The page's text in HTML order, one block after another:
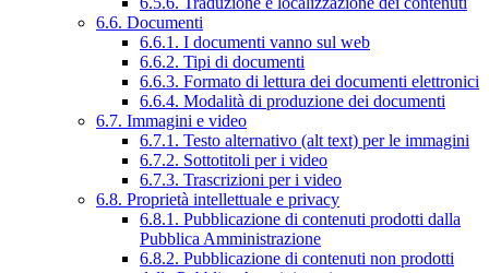
6.6. Documenti
6.6.1. I documenti vanno sul web
6.6.2. Tipi di documenti
6.6.3. Formato di lettura dei documenti elettronici
6.6.4. Modalità di produzione dei documenti
6.7. Immagini e video
6.7.1. Testo alternativo (alt text) per le immagini
6.7.2. Sottotitoli per i video
6.7.3. Trascrizioni per i video
6.8. Proprietà intellettuale e privacy
6.8.1. Pubblicazione di contenuti prodotti dalla
Pubblica Amministrazione
6.8.2. Pubblicazione di contenuti non prodotti